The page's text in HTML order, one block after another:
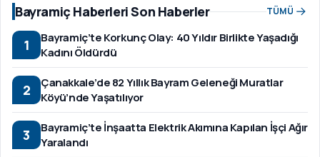
Bayramiç Haberleri Son Haberler TÜMÜ
1
Bayramiç’te Korkunç Olay: 40 Yıldır Birlikte Yaşadığı
Kadını Öldürdü
2
Çanakkale’de 82 Yıllık Bayram Geleneği Muratlar
Köyü’nde Yaşatılıyor
3
Bayramiç’te İnşaatta Elektrik Akımına Kapılan İşçi Ağır
Yaralandı